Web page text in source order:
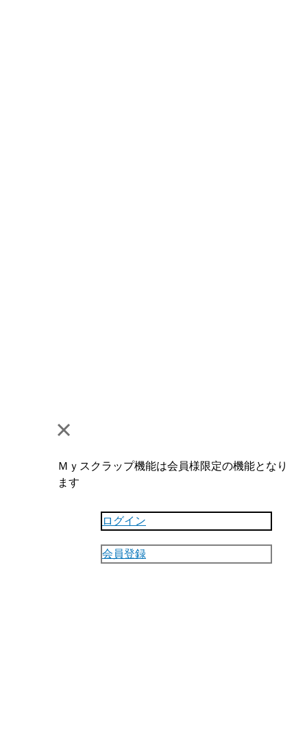
Ｍｙスクラップ機能は会員様限定の機能となり
ます
ログイン
会員登録